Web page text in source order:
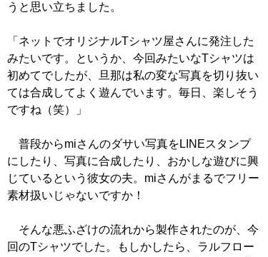
うと思い立ちました。
「ネットでオリジナルTシャツ屋さんに発注した
みたいです。というか、今回みたいなTシャツは
初めてでしたが、旦那は私の変な写真を切り抜い
ては合成してよく遊んでいます。毎日、楽しそう
ですね（笑）」
普段からmiさんのダサい写真をLINEスタンプ
にしたり、写真に合成したり、おかしな遊びに興
じているという彼女の夫。miさんがまるでフリー
素材扱いじゃないですか！
そんな悪ふざけの流れから製作されたのが、今
回のTシャツでした。もしかしたら、ラルフロー